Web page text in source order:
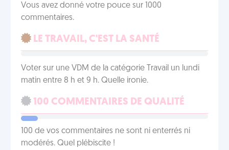
Vous avez donné votre pouce sur 1000
commentaires.
LE TRAVAIL, C'EST LA SANTÉ
Voter sur une VDM de la catégorie Travail un lundi
matin entre 8 h et 9 h. Quelle ironie.
100 COMMENTAIRES DE QUALITÉ
100 de vos commentaires ne sont ni enterrés ni
modérés. Quel plébiscite !